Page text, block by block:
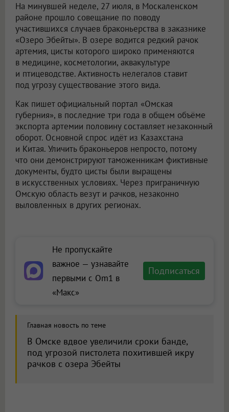
На минувшей неделе, 27 июля, в Москаленском
районе прошло совещание по поводу
участившихся случаев браконьерства в заказнике
«Озеро Эбейты». В озере водится редкий рачок
артемия, цисты которого широко применяются
в медицине, косметологии, аквакультуре
и птицеводстве. Активность нелегалов ставит
под угрозу существование этого вида.
Как пишет официальный портал «Омская
губерния», в последние три года в общем объёме
экспорта артемии половину составляет незаконный
оборот. Основной спрос идёт из Казахстана
и Китая. Уличить браконьеров непросто, потому
что они демонстрируют таможенникам фиктивные
документы, будто цисты были выращены
в искусственных условиях. Через приграничную
Омскую область везут и рачков, незаконно
выловленных в других регионах.
Не пропускайте
важное — узнавайте
первыми с Om1 в
«Макс»
Подписаться
Главная новость по теме
В Омске вдвое увеличили сроки банде,
под угрозой пистолета похитившей икру
рачков с озера Эбейты